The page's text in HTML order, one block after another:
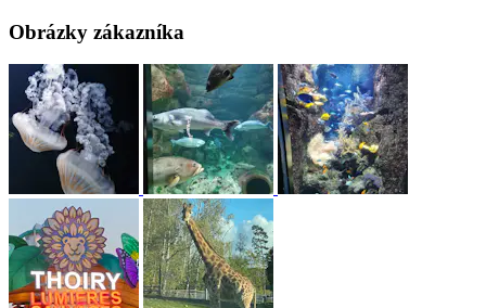
Obrázky zákazníka